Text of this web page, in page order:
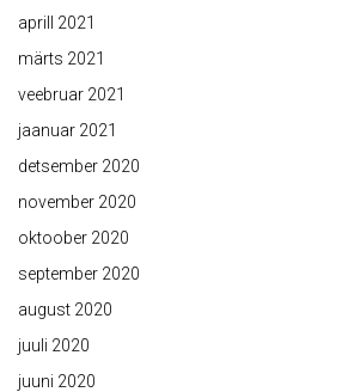
aprill 2021
märts 2021
veebruar 2021
jaanuar 2021
detsember 2020
november 2020
oktoober 2020
september 2020
august 2020
juuli 2020
juuni 2020